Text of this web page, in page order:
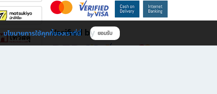
Verified by
นโยบายการใช้คุกกี้ของเราที่นี่ ยอมรับ